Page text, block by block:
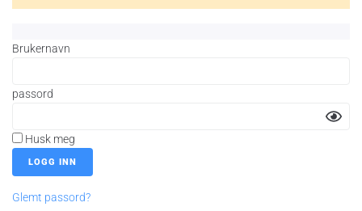
Brukernavn
passord
Husk meg
Glemt passord?